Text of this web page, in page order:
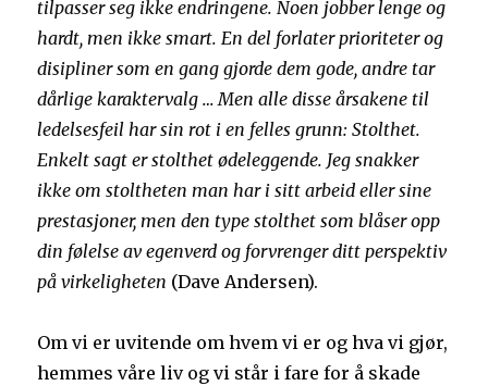
tilpasser seg ikke endringene. Noen jobber lenge og
hardt, men ikke smart. En del forlater prioriteter og
disipliner som en gang gjorde dem gode, andre tar
dårlige karaktervalg … Men alle disse årsakene til
ledelsesfeil har sin rot i en felles grunn: Stolthet.
Enkelt sagt er stolthet ødeleggende. Jeg snakker
ikke om stoltheten man har i sitt arbeid eller sine
prestasjoner, men den type stolthet som blåser opp
din følelse av egenverd og forvrenger ditt perspektiv
på virkeligheten (Dave Andersen).
Om vi er uvitende om hvem vi er og hva vi gjør,
hemmes våre liv og vi står i fare for å skade